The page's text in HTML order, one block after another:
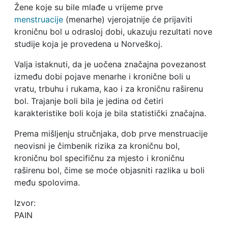
Žene koje su bile mlađe u vrijeme prve
menstruacije(menarhe) vjerojatnije će prijaviti
kroničnu bol u odrasloj dobi, ukazuju rezultati nove
studije koja je provedena u Norveškoj.
Valja istaknuti, da je uočena značajna povezanost
između dobi pojave menarhe i kronične boli u
vratu, trbuhu i rukama, kao i za kroničnu raširenu
bol. Trajanje boli bila je jedina od četiri
karakteristike boli koja je bila statistički značajna.
Prema mišljenju stručnjaka, dob prve menstruacije
neovisni je čimbenik rizika za kroničnu bol,
kroničnu bol specifičnu za mjesto i kroničnu
raširenu bol, čime se moće objasniti razlika u boli
među spolovima.
Izvor:
PAIN